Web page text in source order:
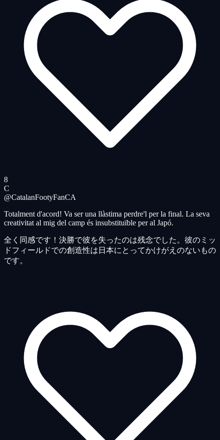
8
C
@CatalanFootyFanCA
Totalment d'acord! Va ser una llàstima perdre'l per la final. La seva
creativitat al mig del camp és insubstituïble per al Japó.
全く同感です！決勝で彼を失ったのは残念でした。彼のミッ
ドフィールドでの創造性は日本にとってかけがえのないもの
です。